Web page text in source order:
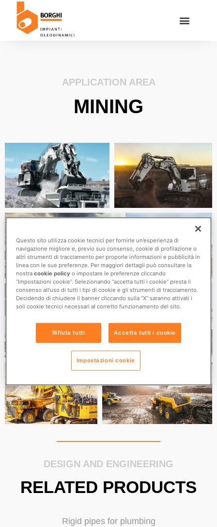
APPLICATION AREA
MINING
DESIGN AND ENGINEERING
RELATED PRODUCTS
Rigid pipes for plumbing
Questo sito utilizza cookie tecnici per fornirle un’esperienza di
navigazione migliore e, previo suo consenso, cookie di profilazione o
altri strumenti di tracciamento per proporle informazioni e pubblicità in
linea con le sue preferenze. Per maggiori dettagli può consultare la
nostracookie policy o impostare le preferenze cliccando
“Impostazioni cookie”. Selezionando “accetta tutti i cookie” presta il
consenso all’uso di tutti i tipi di cookie e gli strumenti di tracciamento.
Decidendo di chiudere il banner cliccando sulla “X” saranno attivati i
soli cookie tecnici necessari al corretto funzionamento del sito.
Rifiuta tutti Accetta tutti i cookie
Impostazioni cookie